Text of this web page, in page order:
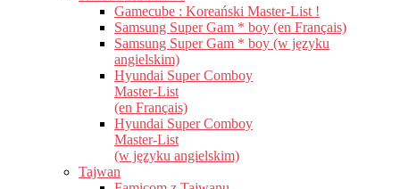
Gamecube : Koreański Master-List !
Samsung Super Gam * boy (en Français)
Samsung Super Gam * boy (w języku
angielskim)
Hyundai Super Comboy
Master-List
(en Français)
Hyundai Super Comboy
Master-List
(w języku angielskim)
Tajwan